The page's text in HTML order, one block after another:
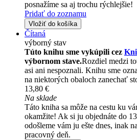
posnažíme sa aj trochu rýchlejšie!
Pridať do zoznamu
Vložiť do košíka
Čítaná
výborný stav
Túto knihu sme vykúpili cez
výbornom stave.Rozdiel medzi
asi ani nespoznali. Knihu sme
na niektorých obaloch zanechať
13,80 €
Na sklade
Táto kniha sa môže na cestu ku
okamžite! Ak si ju objednáte do
odošleme vám ju ešte dnes, inak
pracovný deň.